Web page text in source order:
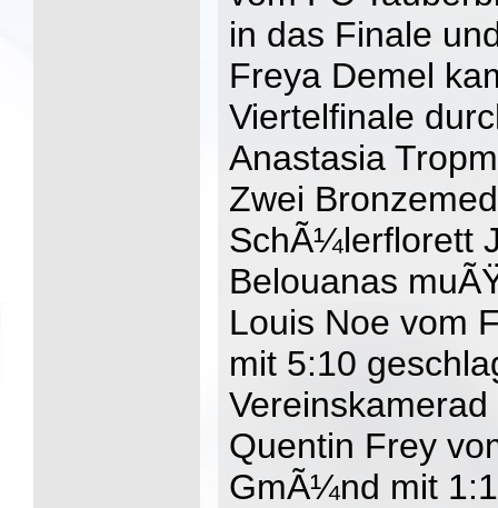
in das Finale
Freya Demel
Viertelfinale
Anastasia
Zwei
SchÃ¼lerflorett
Belouanas
Louis Noe vom
mit 5:10
Quentin Frey
GmÃ¼nd mit